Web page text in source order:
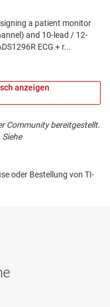
anzeigen
Community bereitgestellt.
oder Bestellung von TI-